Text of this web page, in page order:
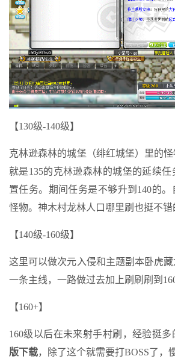
【130级-140级】
克林逊森林的城堡（绯红城堡）里的
就是135的克林逊森林的城堡的延续
置任务。期间任务是不够升到140的
怪物。神木村龙林人口哪里刷也挺不错
【140级-160级】
这里可以做次元入侵和主题副本卧虎
一条主线，一路做过去加上刷刷刷到
【160+】
160级以后在未来射手村刷，经验挺多
版下载，除了这个就需要打BOSS了，